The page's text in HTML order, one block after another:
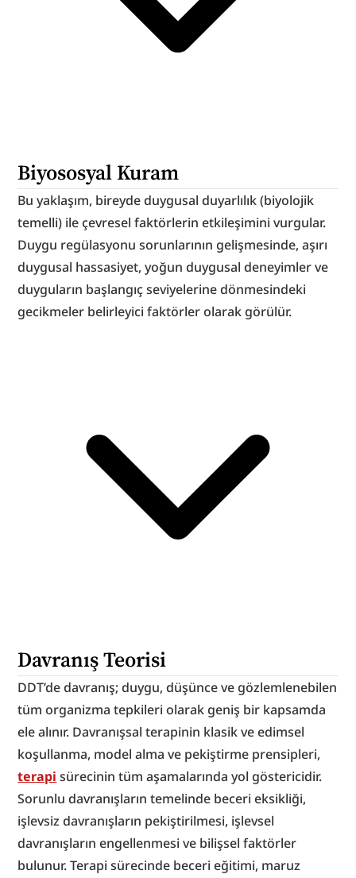
Biyososyal Kuram
Bu yaklaşım, bireyde duygusal duyarlılık (biyolojik
temelli) ile çevresel faktörlerin etkileşimini vurgular.
Duygu regülasyonu sorunlarının gelişmesinde, aşırı
duygusal hassasiyet, yoğun duygusal deneyimler ve
duyguların başlangıç seviyelerine dönmesindeki
gecikmeler belirleyici faktörler olarak görülür.
Davranış Teorisi
DDT’de davranış; duygu, düşünce ve gözlemlenebilen
tüm organizma tepkileri olarak geniş bir kapsamda
ele alınır. Davranışsal terapinin klasik ve edimsel
terapi sürecinin tüm aşamalarında yol göstericidir.
Sorunlu davranışların temelinde beceri eksikliği,
işlevsiz davranışların pekiştirilmesi, işlevsel
davranışların engellenmesi ve bilişsel faktörler
bulunur. Terapi sürecinde beceri eğitimi, maruz